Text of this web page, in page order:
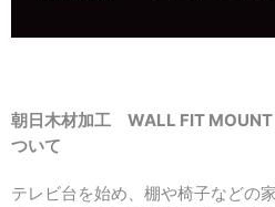
朝日木材加工 WALL FIT
ついて
テレビ台を始め、棚や椅子などの